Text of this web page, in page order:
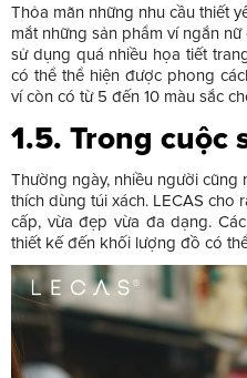
Thỏa mãn những nhu cầu thiết
mắt những sản phẩm ví ngắn
sử dụng quá nhiều họa tiết
có thể thể hiện được phong
ví còn có từ 5 đến 10 màu sắc
1.5. Trong cuộc
Thường ngày, nhiều người
thích dùng túi xách. LECAS cho
cấp, vừa đẹp vừa đa dạng.
thiết kế đến khối lượng đồ có